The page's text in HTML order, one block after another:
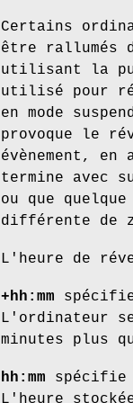
Certains
être rallumés
utilisant la
utilisé pour
en mode
provoque le
évènement,
termine avec
ou que
différente de
L'heure de
+hh:mm
L'ordinateur
minutes plus
hh:mm spécifie
L'heure